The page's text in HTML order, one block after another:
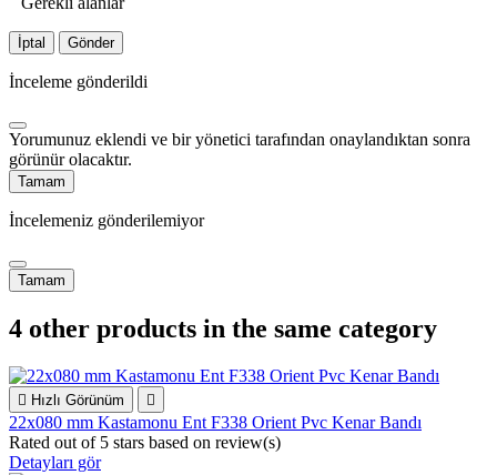
İptal Gönder
İnceleme gönderildi
Yorumunuz eklendi ve bir yönetici tarafından onaylandıktan sonra
görünür olacaktır.
Tamam
İncelemeniz gönderilemiyor
Tamam
4 other products in the same category
 Hızlı Görünüm 
22x080 mm Kastamonu Ent F338 Orient Pvc Kenar Bandı
Rated out of 5 stars based on review(s)
Detayları gör